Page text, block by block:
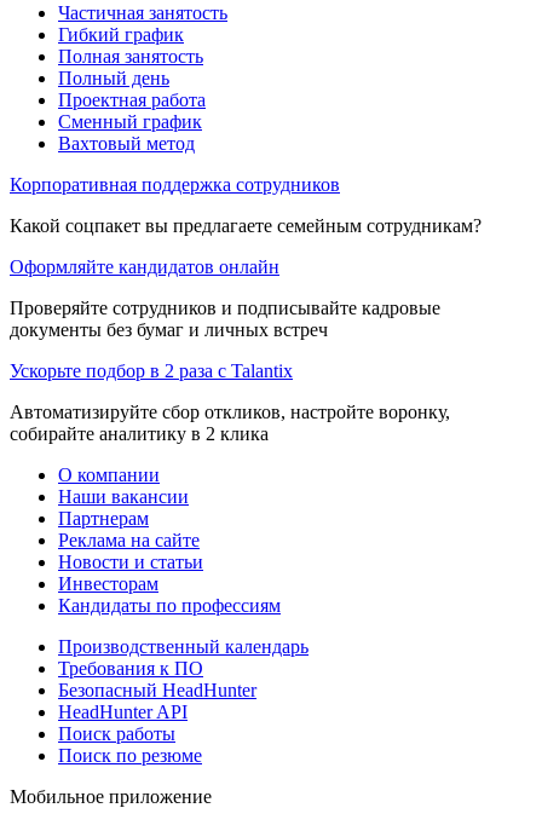
Частичная занятость
Гибкий график
Полная занятость
Полный день
Проектная работа
Сменный график
Вахтовый метод
Корпоративная поддержка сотрудников
Какой соцпакет вы предлагаете семейным сотрудникам?
Оформляйте кандидатов онлайн
Проверяйте сотрудников и подписывайте кадровые
документы без бумаг и личных встреч
Ускорьте подбор в 2 раза с Talantix
Автоматизируйте сбор откликов, настройте воронку,
собирайте аналитику в 2 клика
О компании
Наши вакансии
Партнерам
Реклама на сайте
Новости и статьи
Инвесторам
Кандидаты по профессиям
Производственный календарь
Требования к ПО
Безопасный HeadHunter
HeadHunter API
Поиск работы
Поиск по резюме
Мобильное приложение